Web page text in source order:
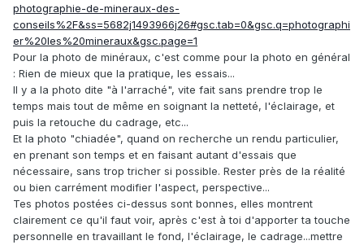
photographie-de-mineraux-des-
conseils%2F&ss=5682j1493966j26#gsc.tab=0&gsc.q=photographi
er%20les%20mineraux&gsc.page=1
Pour la photo de minéraux, c'est comme pour la photo en général
: Rien de mieux que la pratique, les essais...
Il y a la photo dite "à l'arraché", vite fait sans prendre trop le
temps mais tout de même en soignant la netteté, l'éclairage, et
puis la retouche du cadrage, etc...
Et la photo "chiadée", quand on recherche un rendu particulier,
en prenant son temps et en faisant autant d'essais que
nécessaire, sans trop tricher si possible. Rester près de la réalité
ou bien carrément modifier l'aspect, perspective...
Tes photos postées ci-dessus sont bonnes, elles montrent
clairement ce qu'il faut voir, après c'est à toi d'apporter ta touche
personnelle en travaillant le fond, l'éclairage, le cadrage...mettre